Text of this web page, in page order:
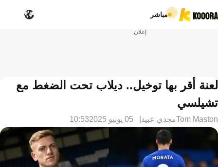
مباشر
إعلان
لعنة أقر بها توخيل.. ديلاب تحت الضغط مع
تشيلسي
Tom Mastonمجدي عبيد 05 يونيو 2025 10:53